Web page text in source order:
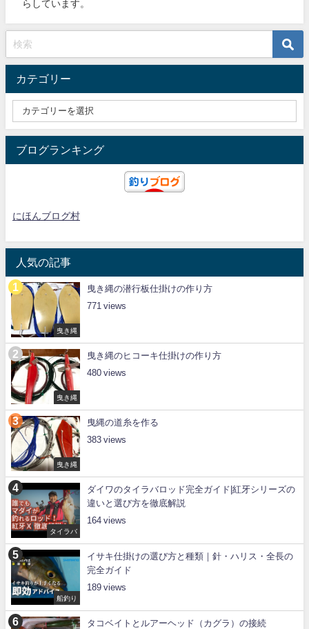
らしています。
カテゴリー
ブログランキング
にほんブログ村
人気の記事
曳き縄
曳き縄の潜行板仕掛けの作り方
771
曳き縄
曳き縄のヒコーキ仕掛けの作り方
480
曳き縄
曳縄の道糸を作る
383
タイラバ
ダイワのタイラバロッド完全ガイド|紅牙シリーズの
違いと選び方を徹底解説
164
船釣り
イサキ仕掛けの選び方と種類｜針・ハリス・全長の
完全ガイド
189
タコベイトとルアーヘッド（カグラ）の接続